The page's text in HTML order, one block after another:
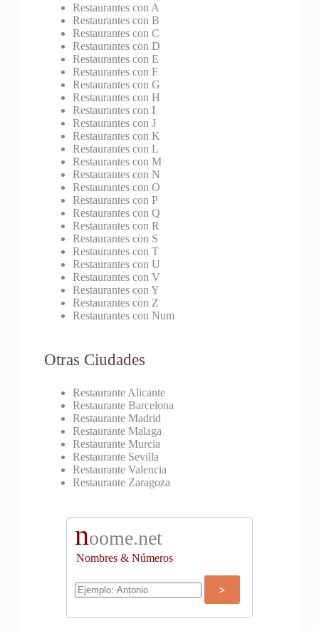
Restaurantes con A
Restaurantes con B
Restaurantes con C
Restaurantes con D
Restaurantes con E
Restaurantes con F
Restaurantes con G
Restaurantes con H
Restaurantes con I
Restaurantes con J
Restaurantes con K
Restaurantes con L
Restaurantes con M
Restaurantes con N
Restaurantes con O
Restaurantes con P
Restaurantes con Q
Restaurantes con R
Restaurantes con S
Restaurantes con T
Restaurantes con U
Restaurantes con V
Restaurantes con Y
Restaurantes con Z
Restaurantes con Num
Otras Ciudades
Restaurante Alicante
Restaurante Barcelona
Restaurante Madrid
Restaurante Malaga
Restaurante Murcia
Restaurante Sevilla
Restaurante Valencia
Restaurante Zaragoza
noome.net
Nombres & Números